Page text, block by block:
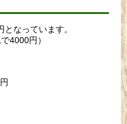
なっています。
4000円）